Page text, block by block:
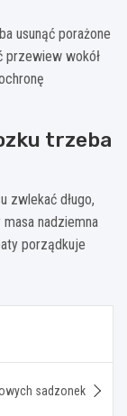
usunąć porażone
przewiew wokół
trzeba
zwlekać długo,
nadziemna
porządkuje
sadzonek